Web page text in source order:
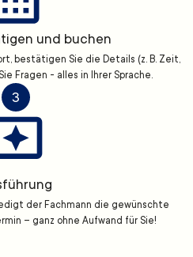
und buchen
bestätigen Sie die Details (z. B. Zeit,
Fragen - alles in Ihrer Sprache.
3
der Fachmann die gewünschte
– ganz ohne Aufwand für Sie!